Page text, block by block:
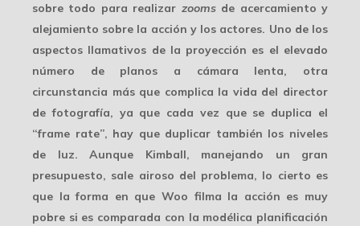
sobre todo para realizar zoomsde acercamiento y
alejamiento sobre la acción y los actores. Uno de los
aspectos llamativos de la proyección es el elevado
número de planos a cámara lenta, otra
circunstancia más que complica la vida del director
de fotografía, ya que cada vez que se duplica el
“frame rate”, hay que duplicar también los niveles
de luz. Aunque Kimball, manejando un gran
presupuesto, sale airoso del problema, lo cierto es
que la forma en que Woo filma la acción es muy
pobre si es comparada con la modélica planificación